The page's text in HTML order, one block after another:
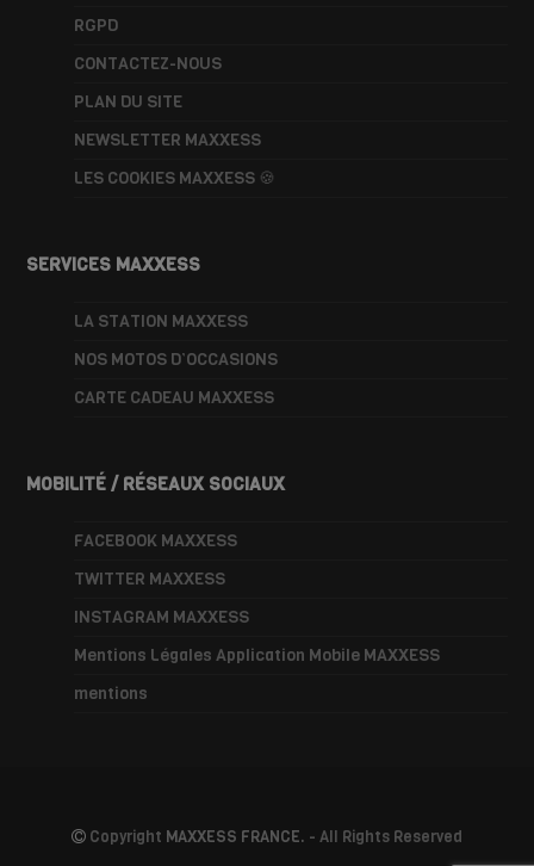
RGPD
CONTACTEZ-NOUS
PLAN DU SITE
NEWSLETTER MAXXESS
LES COOKIES MAXXESS 🍪
SERVICES MAXXESS
LA STATION MAXXESS
NOS MOTOS D’OCCASIONS
CARTE CADEAU MAXXESS
MOBILITÉ / RÉSEAUX SOCIAUX
FACEBOOK MAXXESS
TWITTER MAXXESS
INSTAGRAM MAXXESS
Mentions Légales Application Mobile MAXXESS
mentions
Copyright MAXXESS FRANCE. - All Rights Reserved